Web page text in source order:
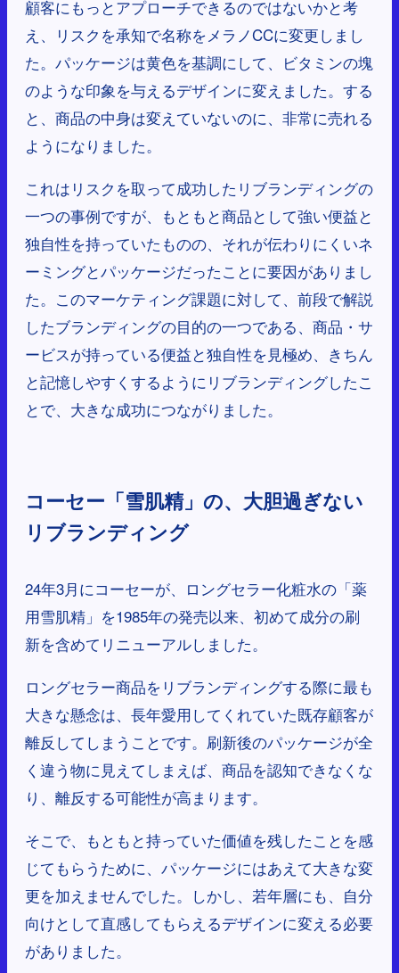
顧客にもっとアプローチできるのではないかと考
え、リスクを承知で名称をメラノCCに変更しまし
た。パッケージは黄色を基調にして、ビタミンの塊
のような印象を与えるデザインに変えました。する
と、商品の中身は変えていないのに、非常に売れる
ようになりました。
これはリスクを取って成功したリブランディングの
一つの事例ですが、もともと商品として強い便益と
独自性を持っていたものの、それが伝わりにくいネ
ーミングとパッケージだったことに要因がありまし
た。このマーケティング課題に対して、前段で解説
したブランディングの目的の一つである、商品・サ
ービスが持っている便益と独自性を見極め、きちん
と記憶しやすくするようにリブランディングしたこ
とで、大きな成功につながりました。
コーセー「雪肌精」の、大胆過ぎない
リブランディング
24年3月にコーセーが、ロングセラー化粧水の「薬
用雪肌精」を1985年の発売以来、初めて成分の刷
新を含めてリニューアルしました。
ロングセラー商品をリブランディングする際に最も
大きな懸念は、長年愛用してくれていた既存顧客が
離反してしまうことです。刷新後のパッケージが全
く違う物に見えてしまえば、商品を認知できなくな
り、離反する可能性が高まります。
そこで、もともと持っていた価値を残したことを感
じてもらうために、パッケージにはあえて大きな変
更を加えませんでした。しかし、若年層にも、自分
向けとして直感してもらえるデザインに変える必要
がありました。